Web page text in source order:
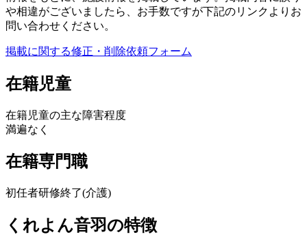
や相違がございましたら、お手数ですが下記のリンクよりお
問い合わせください。
掲載に関する修正・削除依頼フォーム
在籍児童
在籍児童の主な障害程度
満遍なく
在籍専門職
初任者研修終了(介護)
くれよん音羽の特徴